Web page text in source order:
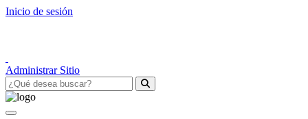
Inicio de sesión
Administrar Sitio